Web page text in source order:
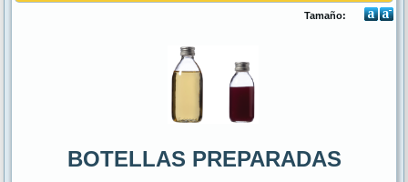
Tamaño:
BOTELLAS PREPARADAS